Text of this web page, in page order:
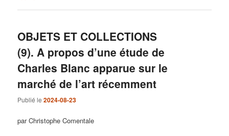
OBJETS ET COLLECTIONS
(9). A propos d’une étude de
Charles Blanc apparue sur le
marché de l’art récemment
Publié le2024-08-23
par Christophe Comentale